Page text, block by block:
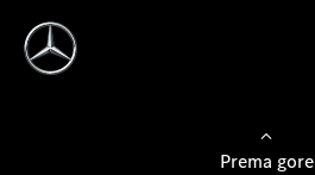
Prema gore